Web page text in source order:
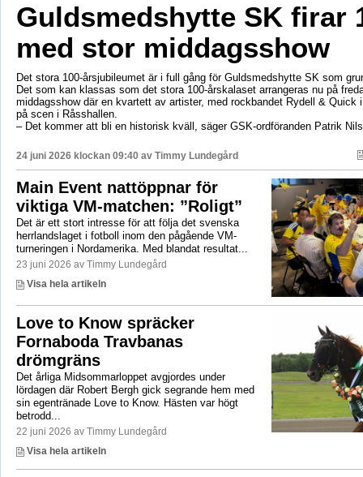
Guldsmedshytte SK firar
med stor middagsshow
Det stora 100-årsjubileumet är i full gång för Guldsmedshytte SK som
Det som kan klassas som det stora 100-årskalaset arrangeras nu på
middagsshow där en kvartett av artister, med rockbandet Rydell & Quick
på scen i Råsshallen.
– Det kommer att bli en historisk kväll, säger GSK-ordföranden Patrik
24 juni 2026 klockan 09:40 av Timmy Lundegård
Main Event nattöppnar för
viktiga VM-matchen: ”Roligt”
Det är ett stort intresse för att följa det svenska
herrlandslaget i fotboll inom den pågående VM-
turneringen i Nordamerika. Med blandat resultat...
23 juni 2026 av Timmy Lundegård
Visa hela artikeln
Love to Know spräcker
Fornaboda Travbanas
drömgräns
Det årliga Midsommarloppet avgjordes under
lördagen där Robert Bergh gick segrande hem med
sin egentränade Love to Know. Hästen var högt
betrodd...
22 juni 2026 av Timmy Lundegård
Visa hela artikeln